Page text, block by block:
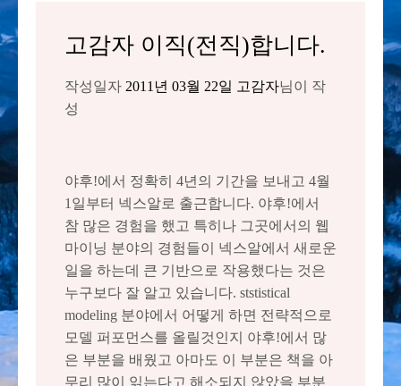
고감자 이직(전직)합니다.
작성일자 2011년 03월 22일 고감자님이 작
성
야후!에서 정확히 4년의 기간을 보내고 4월
1일부터 넥스알로 출근합니다. 야후!에서
참 많은 경험을 했고 특히나 그곳에서의 웹
마이닝 분야의 경험들이 넥스알에서 새로운
일을 하는데 큰 기반으로 작용했다는 것은
누구보다 잘 알고 있습니다. ststistical
modeling 분야에서 어떻게 하면 전략적으로
모델 퍼포먼스를 올릴것인지 야후!에서 많
은 부분을 배웠고 아마도 이 부분은 책을 아
무리 많이 읽는다고 해소되지 않았을 부분